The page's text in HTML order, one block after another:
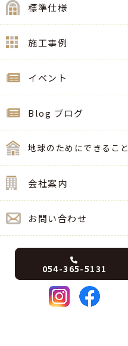
標準仕様
施工事例
イベント
Blog ブログ
地球のためにできること
会社案内
お問い合わせ
054-365-5131